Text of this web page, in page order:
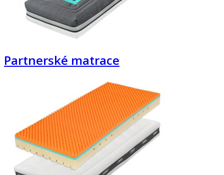
Partnerské matrace